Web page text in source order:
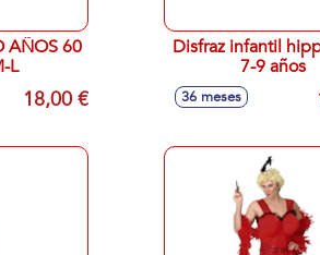
L
18,00 €
Disfraz infantil
7-9 años
36 meses